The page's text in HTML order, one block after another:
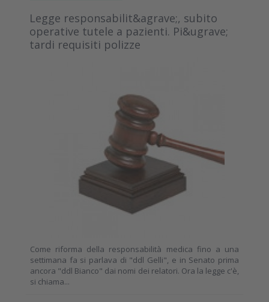
Legge responsabilit&agrave;, subito
operative tutele a pazienti. Pi&ugrave;
tardi requisiti polizze
Come riforma della responsabilità medica fino a una
settimana fa si parlava di "ddl Gelli", e in Senato prima
ancora "ddl Bianco" dai nomi dei relatori. Ora la legge c'è,
si chiama...